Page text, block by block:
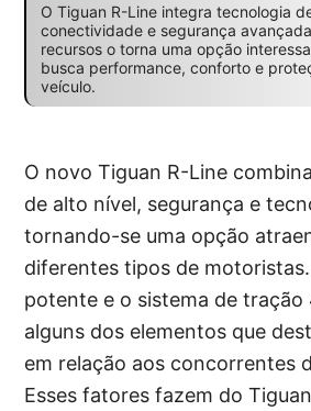
O Tiguan R-Line integra tecnologia
conectividade e segurança
recursos o torna uma opção
busca performance, conforto e
veículo.
O novo Tiguan R-Line
de alto nível, segurança e
tornando-se uma opção
diferentes tipos de
potente e o sistema de tração
alguns dos elementos que
em relação aos concorrentes
Esses fatores fazem do